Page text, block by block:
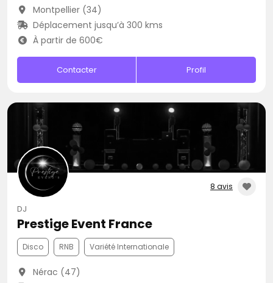
Montpellier (34)
Déplacement jusqu’à 300 kms
À partir de 600€
Contacter Profil
8 avis
DJ
Prestige Event France
Disco RNB Variété Internationale
Nérac (47)